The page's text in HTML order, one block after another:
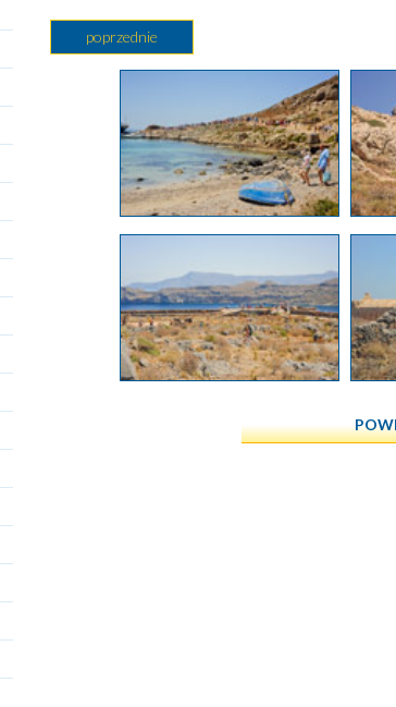
poprzednie